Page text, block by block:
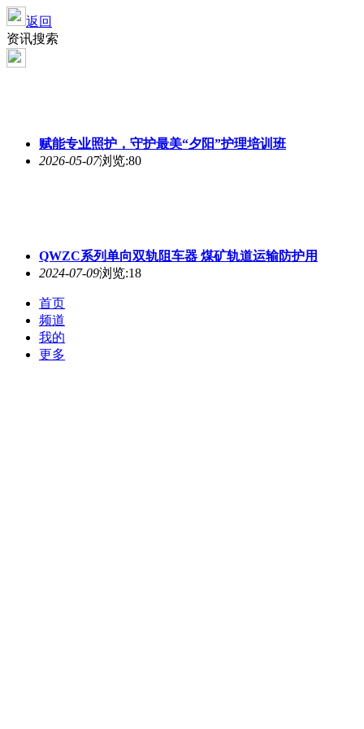
返回
资讯搜索
赋能专业照护，守护最美“夕阳”护理培训班
2026-05-07浏览:80
QWZC系列单向双轨阻车器 煤矿轨道运输防护用
2024-07-09浏览:18
首页
频道
我的
更多